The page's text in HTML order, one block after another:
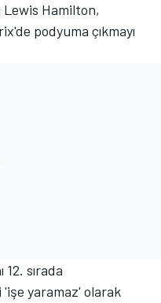
Hamilton,
podyuma çıkmayı
12. sırada
yaramaz' olarak